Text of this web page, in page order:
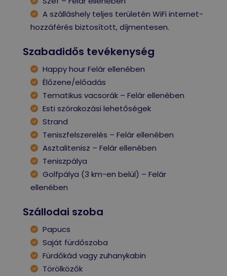
A szálláshely teljes területén WiFi internet-
hozzáférés biztosított, díjmentesen.
Szabadidős tevékenység
Happy hour Felár ellenében
Élőzene/előadás
Tematikus vacsorák – Felár ellenében
Esti szórakozási lehetőségek
Strand
Teniszfelszerelés – Felár ellenében
Asztalitenisz – Felár ellenében
Teniszpálya
Golfpálya (3 km-en belül) – Felár
ellenében
Szállodai szoba
Papucs
Saját fürdőszoba
Fürdőkád vagy zuhanykabin
Törölközők